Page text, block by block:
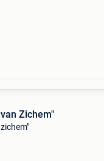
Zichem"